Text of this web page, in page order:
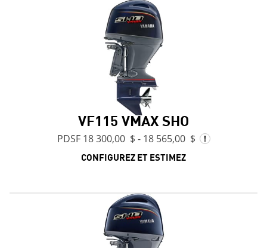
VF115 VMAX SHO
PDSF 18 300,00 $ - 18 565,00 $
CONFIGUREZ ET ESTIMEZ